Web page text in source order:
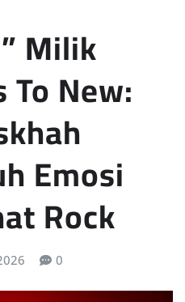
Milik
To New:
Emosi
Rock
0